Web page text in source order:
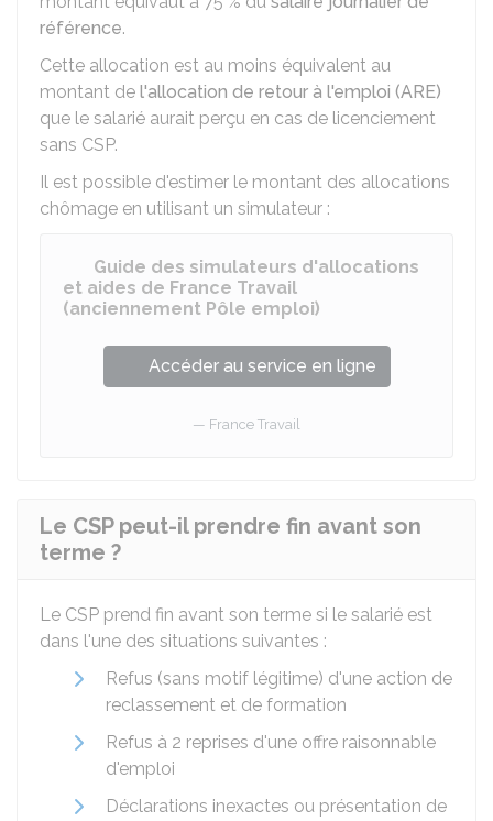
référence.
Cette allocation est au moins équivalent au
montant de l'allocation de retour à l'emploi (ARE)
que le salarié aurait perçu en cas de licenciement
sans CSP.
Il est possible d'estimer le montant des allocations
chômage en utilisant un simulateur :
Guide des simulateurs d'allocations
et aides de France Travail
(anciennement Pôle emploi)
Accéder au service en ligne
France Travail
Le CSP peut-il prendre fin avant son
terme ?
Le CSP prend fin avant son terme si le salarié est
dans l'une des situations suivantes :
Refus (sans motif légitime) d'une action de
reclassement et de formation
Refus à 2 reprises d'une offre raisonnable
d'emploi
Déclarations inexactes ou présentation de